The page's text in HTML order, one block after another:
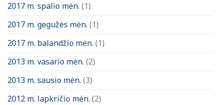
2017 m. spalio mėn. (1)
2017 m. gegužės mėn. (1)
2017 m. balandžio mėn. (1)
2013 m. vasario mėn. (2)
2013 m. sausio mėn. (3)
2012 m. lapkričio mėn. (2)